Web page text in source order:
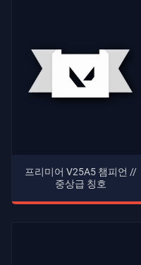
프리미어 V25A5 챔피언 //
중상급 칭호